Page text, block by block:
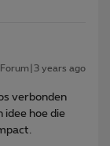
years ago
verbonden
idee hoe die